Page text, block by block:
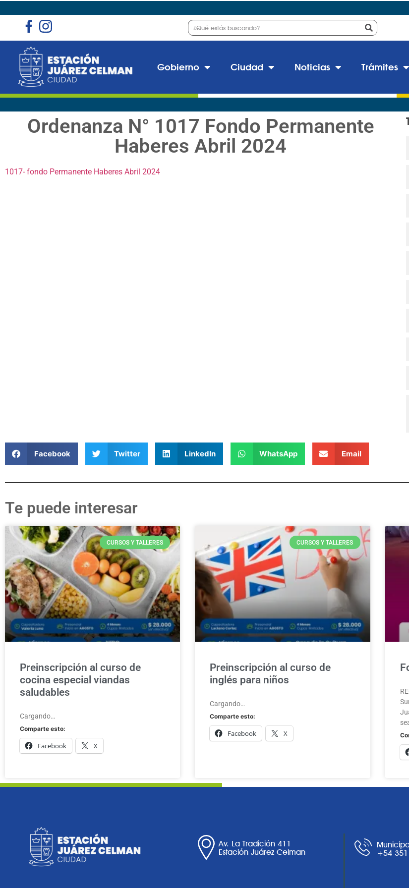
Gobierno Ciudad Noticias Trámites
Ordenanza N° 1017 Fondo Permanente
Haberes Abril 2024
1017- fondo Permanente Haberes Abril 2024
Facebook Twitter LinkedIn WhatsApp Email
Te puede interesar
CURSOS Y TALLERES
Preinscripción al curso de
cocina especial viandas
saludables
Cargando…
Comparte esto:
Facebook X
CURSOS Y TALLERES
Preinscripción al curso de
inglés para niños
Cargando…
Comparte esto:
Facebook X
Av. La Tradición 411
Estación Juárez Celman
+54